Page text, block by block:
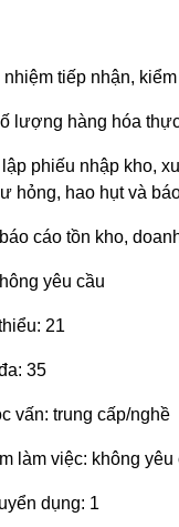
nhiệm tiếp nhận,
lượng hàng hóa
hỏng, hao hụt và
báo cáo tồn kho,
yêu cầu
21
35
vấn: trung cấp/nghề
làm việc: không yêu
dụng: 1